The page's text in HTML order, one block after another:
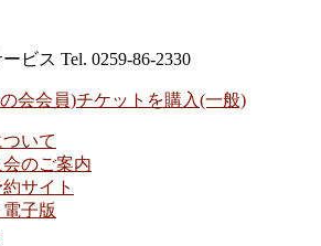
ビス Tel. 0259-86-2330
会会員)チケットを購入(一般)
いて
会のご案内
サイト
子版